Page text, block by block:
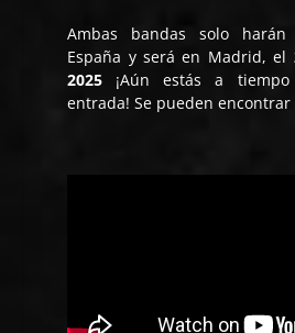
Ambas bandas solo
España y será en Madrid, el
2025 ¡Aún estás a
entrada! Se pueden encontrar